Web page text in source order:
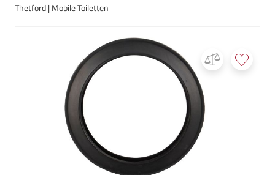
Thetford Mobile Toiletten